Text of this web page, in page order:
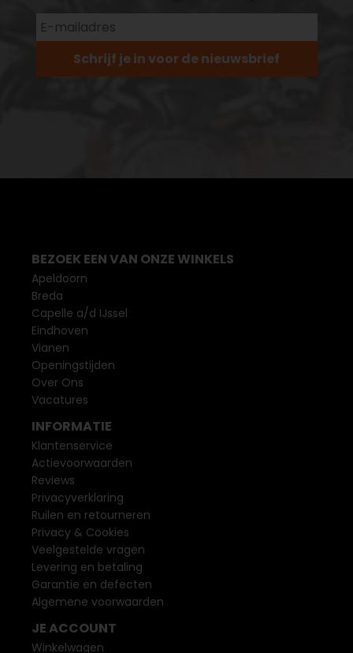
Schrijf je in voor de nieuwsbrief
BEZOEK EEN VAN ONZE WINKELS
Apeldoorn
Breda
Capelle a/d IJssel
Eindhoven
Vianen
Openingstijden
Over Ons
Vacatures
INFORMATIE
Klantenservice
Actievoorwaarden
Reviews
Privacyverklaring
Ruilen en retourneren
Privacy & Cookies
Veelgestelde vragen
Levering en betaling
Garantie en defecten
Algemene voorwaarden
JE ACCOUNT
Winkelwagen